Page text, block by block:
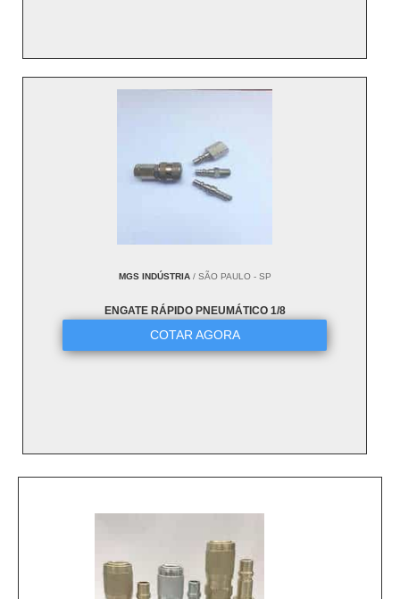
MGS INDÚSTRIA/ SÃO PAULO - SP
ENGATE RÁPIDO PNEUMÁTICO 1/8
COTAR AGORA